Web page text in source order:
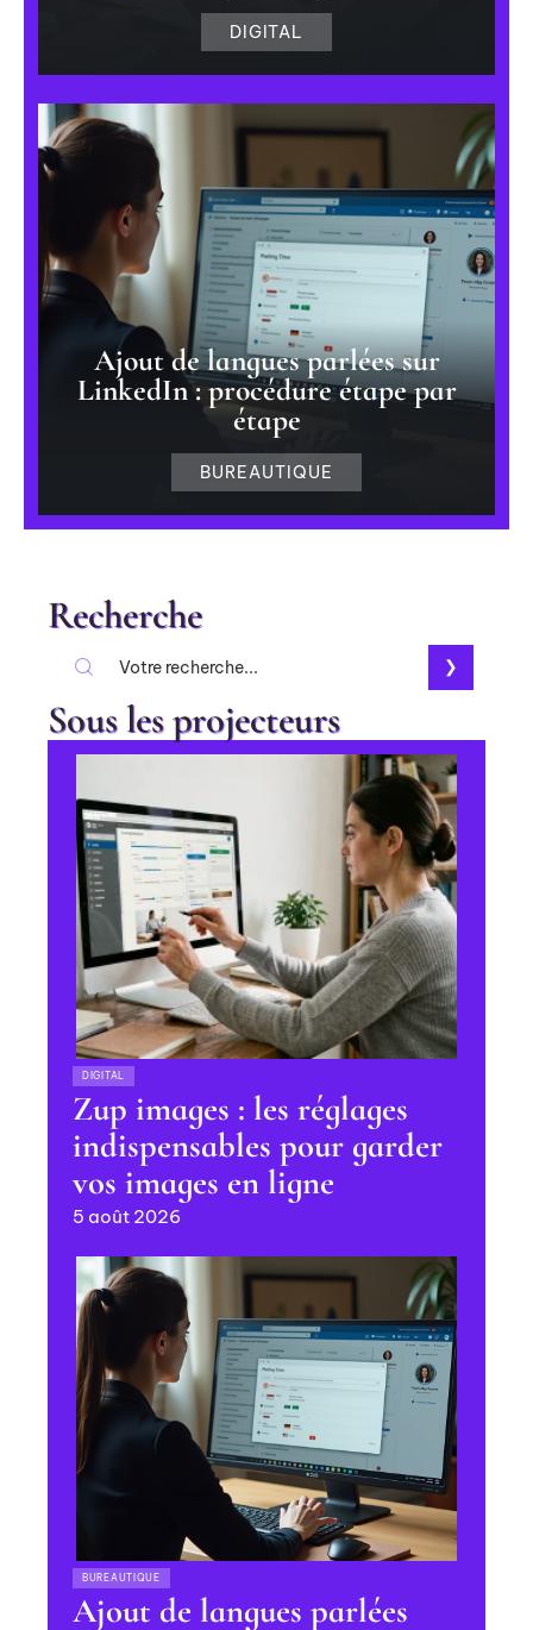
DIGITAL
Ajout de langues parlées sur
LinkedIn : procédure étape par
étape
BUREAUTIQUE
Recherche
Sous les projecteurs
DIGITAL
Zup images : les réglages
indispensables pour garder
vos images en ligne
5 août 2026
BUREAUTIQUE
Ajout de langues parlées